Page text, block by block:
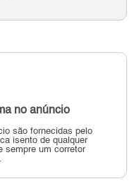
no anúncio
são fornecidas pelo
isento de qualquer
sempre um corretor